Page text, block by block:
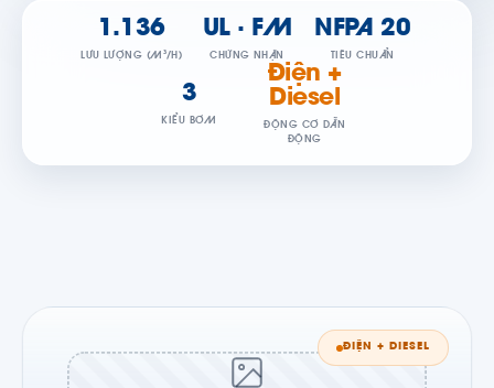
1.136
LƯU LƯỢNG (M³/H)
UL · FM
CHỨNG NHẬN
NFPA 20
TIÊU CHUẨN
3
KIỂU BƠM
Điện +
Diesel
ĐỘNG CƠ DẪN
ĐỘNG
ĐIỆN + DIESEL